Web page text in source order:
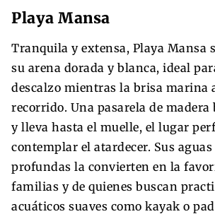
Playa Mansa
Tranquila y extensa, Playa Mansa
su arena dorada y blanca, ideal
descalzo mientras la brisa marina
recorrido. Una pasarela de madera
y lleva hasta el muelle, el lugar
contemplar el atardecer. Sus aguas
profundas la convierten en la
familias y de quienes buscan
acuáticos suaves como kayak o